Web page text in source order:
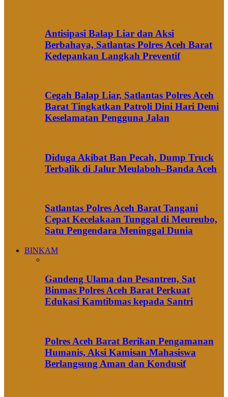
Antisipasi Balap Liar dan Aksi
Berbahaya, Satlantas Polres Aceh Barat
Kedepankan Langkah Preventif
Cegah Balap Liar, Satlantas Polres Aceh
Barat Tingkatkan Patroli Dini Hari Demi
Keselamatan Pengguna Jalan
Diduga Akibat Ban Pecah, Dump Truck
Terbalik di Jalur Meulaboh–Banda Aceh
Satlantas Polres Aceh Barat Tangani
Cepat Kecelakaan Tunggal di Meureubo,
Satu Pengendara Meninggal Dunia
BINKAM
Gandeng Ulama dan Pesantren, Sat
Binmas Polres Aceh Barat Perkuat
Edukasi Kamtibmas kepada Santri
Polres Aceh Barat Berikan Pengamanan
Humanis, Aksi Kamisan Mahasiswa
Berlangsung Aman dan Kondusif